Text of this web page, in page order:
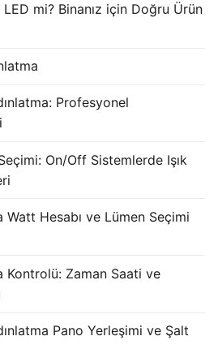
mi? Binanız için Doğru Ürün
Profesyonel
On/Off Sistemlerde Işık
Watt Hesabı ve Lümen Seçimi
Kontrolü: Zaman Saati ve
Pano Yerleşimi ve Şalt